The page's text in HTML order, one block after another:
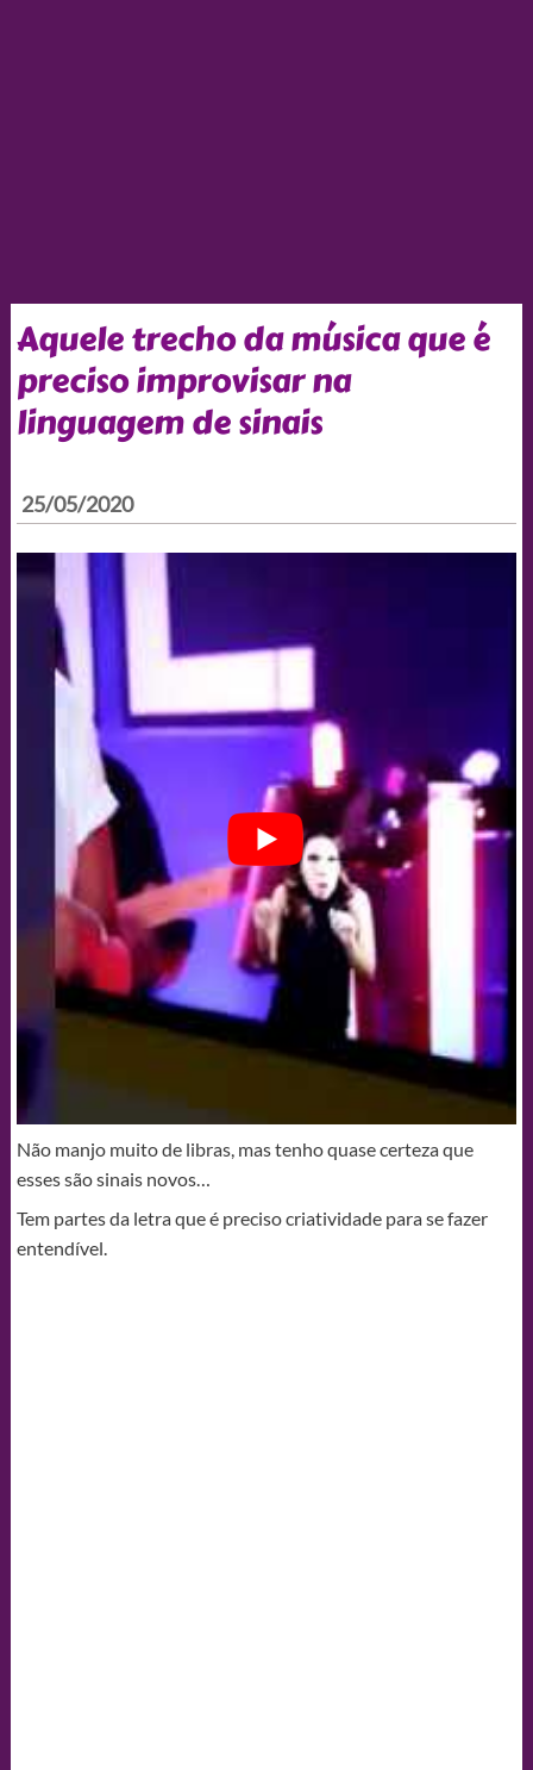
Aquele trecho da música que é
preciso improvisar na
linguagem de sinais
25/05/2020
Não manjo muito de libras, mas tenho quase certeza que
esses são sinais novos…
Tem partes da letra que é preciso criatividade para se fazer
entendível.